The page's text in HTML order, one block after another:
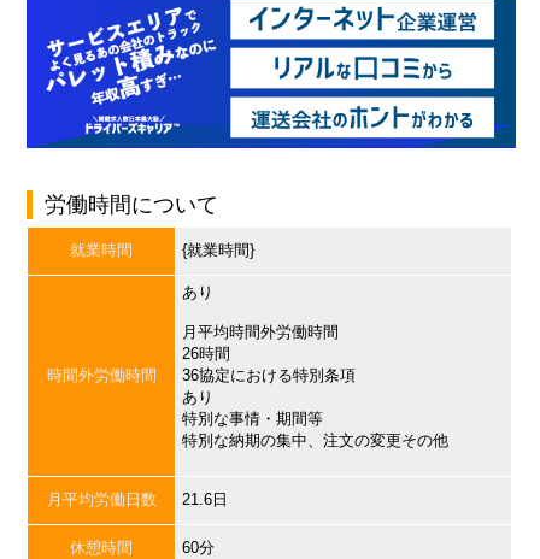
労働時間について
就業時間 {就業時間}
時間外労働時間
あり
月平均時間外労働時間
26時間
36協定における特別条項
あり
特別な事情・期間等
特別な納期の集中、注文の変更その他
月平均労働日数 21.6日
休憩時間 60分